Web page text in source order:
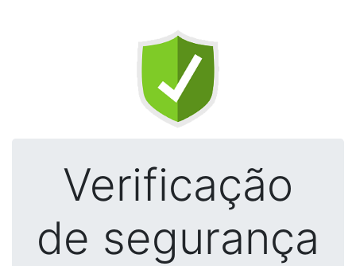
Verificação
de segurança